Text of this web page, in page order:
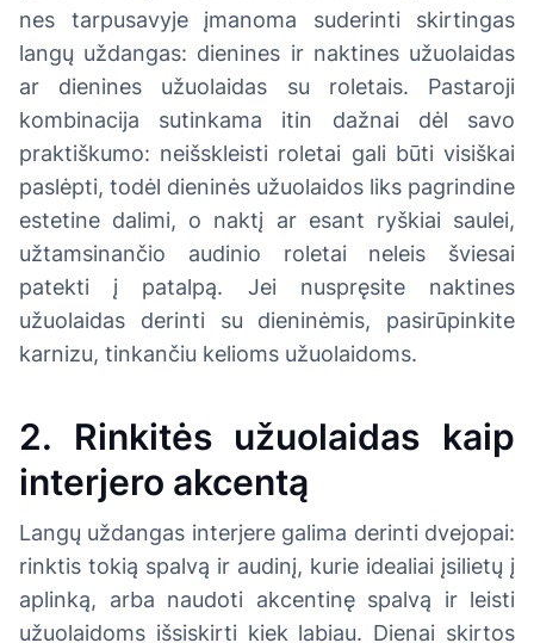
nes tarpusavyje įmanoma suderinti skirtingas
langų uždangas: dienines ir naktines užuolaidas
ar dienines užuolaidas su roletais. Pastaroji
kombinacija sutinkama itin dažnai dėl savo
praktiškumo: neišskleisti roletai gali būti visiškai
paslėpti, todėl dieninės užuolaidos liks pagrindine
estetine dalimi, o naktį ar esant ryškiai saulei,
užtamsinančio audinio roletai neleis šviesai
patekti į patalpą. Jei nuspręsite naktines
užuolaidas derinti su dieninėmis, pasirūpinkite
karnizu, tinkančiu kelioms užuolaidoms.
2. Rinkitės užuolaidas kaip
interjero akcentą
Langų uždangas interjere galima derinti dvejopai:
rinktis tokią spalvą ir audinį, kurie idealiai įsilietų į
aplinką, arba naudoti akcentinę spalvą ir leisti
užuolaidoms išsiskirti kiek labiau. Dienai skirtos